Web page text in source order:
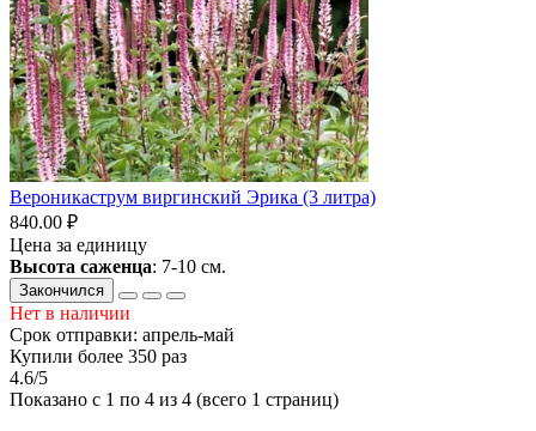
Вероникаструм виргинский Эрика (3 литра)
840.00 ₽
Цена за единицу
Высота саженца: 7-10 см.
Закончился
Нет в наличии
Срок отправки: апрель-май
Купили более 350 раз
4.6/5
Показано с 1 по 4 из 4 (всего 1 страниц)